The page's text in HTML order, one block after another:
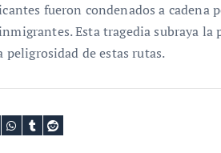
fueron condenados a cadena
Esta tragedia subraya
peligrosidad de estas rutas.